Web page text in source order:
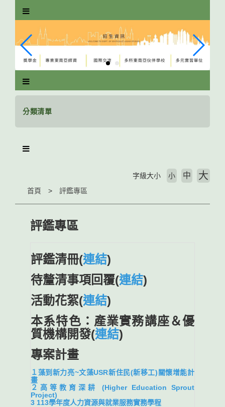
分類清單
首頁 評鑑專區
字級大小 小 中 大
評鑑專區
評鑑清冊(連結)
待釐清事項回覆(連結)
活動花絮(連結)
本系特色：產業實務講座＆優
質機構開發(連結)
專案計畫
１藻到新力亮~文藻USR新住民(新移工)關懷增能計
畫
２高等教育深耕 (Higher Education Sprout
Project)
3 113學年度人力資源與就業服務實務學程